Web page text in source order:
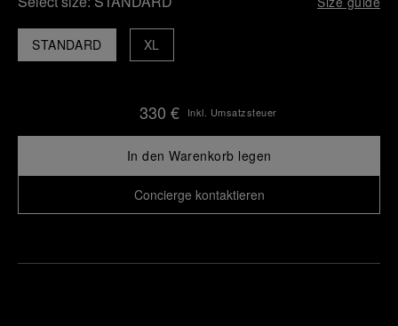
STANDARD XL
330 € Inkl. Umsatzsteuer
In den Warenkorb legen
Concierge kontaktieren